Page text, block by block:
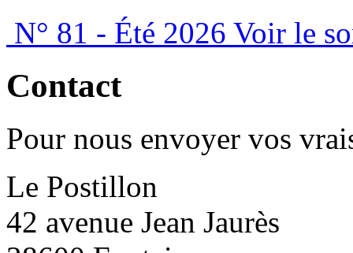
N° 81 - Été 2026 Voir le
Contact
Pour nous envoyer vos
Le Postillon
42 avenue Jean Jaurès